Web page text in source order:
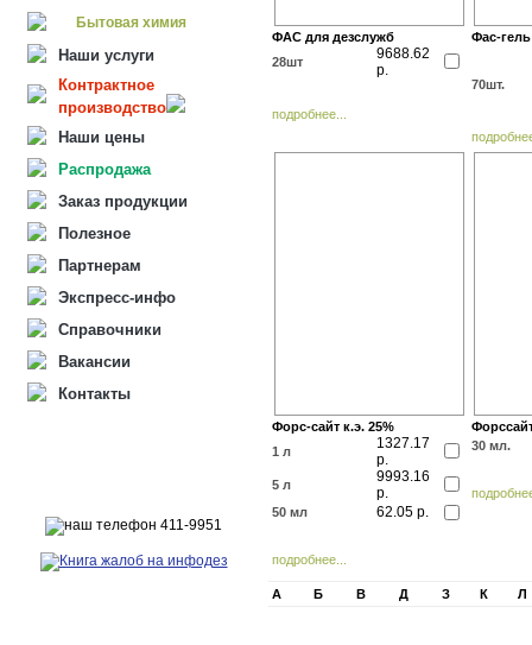
Бытовая химия
Наши услуги
Контрактное
производство
Наши цены
Распродажа
Заказ продукции
Полезное
Партнерам
Экспресс-инфо
Справочники
Вакансии
Контакты
ФАС для дезслужб
28шт
9688.62
р.
подробнее...
Фас-гель
70шт.
Форс-сайт к.э. 25%
1 л
1327.17
р.
5 л
9993.16
р.
50 мл 62.05 р.
подробнее...
30 мл.
А Б В Д З К Л